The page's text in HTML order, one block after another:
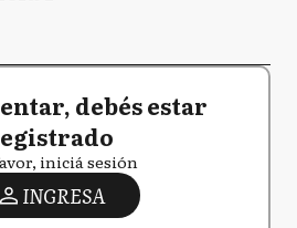
debés estar
iniciá sesión
INGRESA